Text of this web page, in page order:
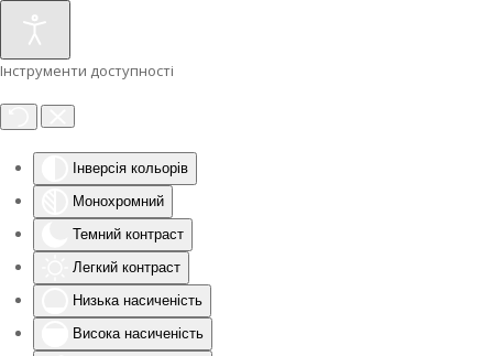
Інструменти доступності
Інверсія кольорів
Монохромний
Темний контраст
Легкий контраст
Низька насиченість
Висока насиченість